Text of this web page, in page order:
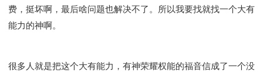
费，挺坏啊，最后啥问题也解决不了。所以我要找就找一个大有
能力的神啊。
很多人就是把这个大有能力，有神荣耀权能的福音信成了一个没